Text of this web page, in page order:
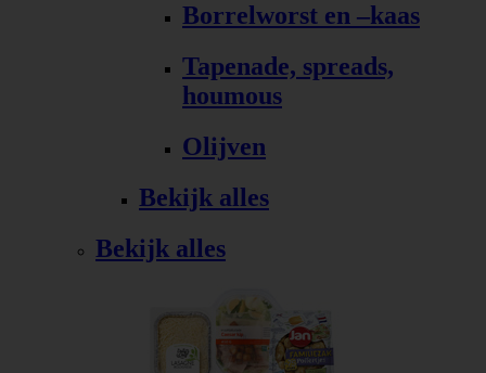
Borrelworst en –kaas
Tapenade, spreads,
houmous
Olijven
Bekijk alles
Bekijk alles